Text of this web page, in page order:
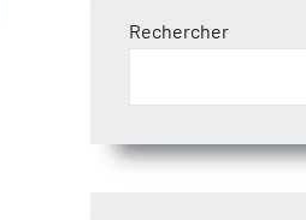
Rechercher